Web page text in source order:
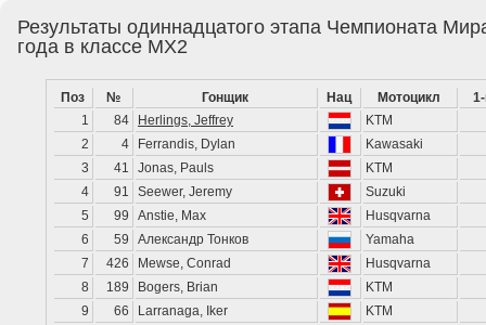
Результаты одиннадцатого этапа Чемпионата
года в классе MX2
Поз № Гонщик Нац Мотоцикл
1
84 Herlings, Jeffrey
KTM
2
4 Ferrandis, Dylan
Kawasaki
3
41 Jonas, Pauls
KTM
4
91 Seewer, Jeremy
Suzuki
5
99 Anstie, Max
Husqvarna
6
59 Александр Тонков
Yamaha
7
426 Mewse, Conrad
Husqvarna
8
189 Bogers, Brian
KTM
9
66 Larranaga, Iker
KTM